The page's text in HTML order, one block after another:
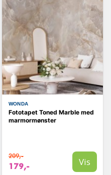
WONDA
Fototapet Toned Marble med
marmormønster
209,-
179,- Vis